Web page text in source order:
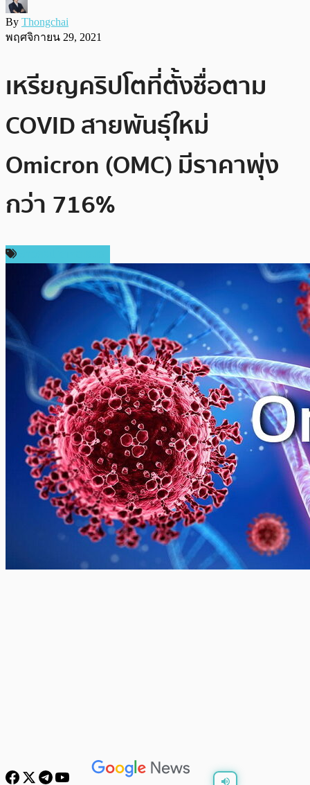
By Thongchai
พฤศจิกายน 29, 2021
เหรียญคริปโตที่ตั้งชื่อตาม
COVID สายพันธุ์ใหม่
Omicron (OMC) มีราคาพุ่ง
กว่า 716%